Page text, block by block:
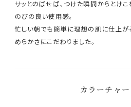
サッとのばせば、つけた瞬間からとけ
のびの良い使用感。
忙しい朝でも簡単に理想の肌に仕上が
めらかさにこだわりました。
カラーチャー